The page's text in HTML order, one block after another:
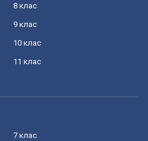
8 клас
9 клас
10 клас
11 клас
7 клас